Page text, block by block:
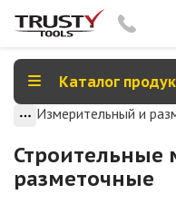
Каталог
Измерительный и
Строительные
разметочные